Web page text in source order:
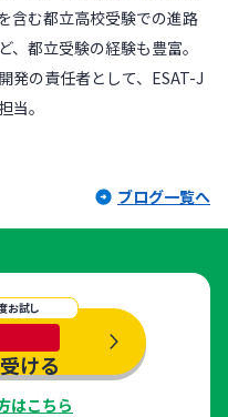
含む都立高校受験での進路
都立受験の経験も豊富。
発の責任者として、ESAT-J
当。
ブログ一覧へ
お試し
ける
はこちら